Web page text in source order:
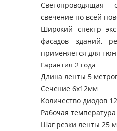
Светопроводящая
свечение по всей
Широкий спектр
фасадов зданий,
применяется для
Гарантия 2 года
Длина ленты 5
Сечение 6х12мм
Количество диодов
Рабочая
Шаг резки ленты 25